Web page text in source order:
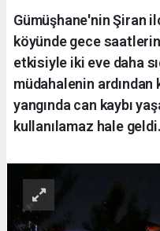
Gümüşhane'nin Şiran
köyünde gece
etkisiyle iki eve daha
müdahalenin ardından
yangında can kaybı
kullanılamaz hale geldi.